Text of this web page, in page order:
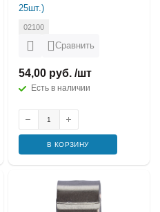
25шт.)
02100
Сравнить
54,00 руб. /шт
Есть в наличии
В КОРЗИНУ